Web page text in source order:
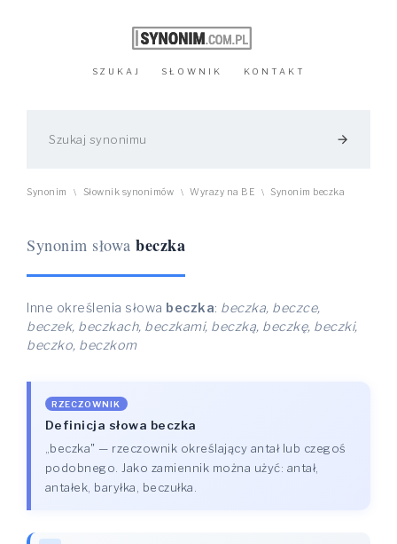
SZUKAJ SŁOWNIK KONTAKT
arrow_forward
Synonim \ Słownik synonimów \ Wyrazy na BE \ Synonim beczka
Synonim słowa beczka
Inne określenia słowa beczka: beczka, beczce,
beczek, beczkach, beczkami, beczką, beczkę, beczki,
beczko, beczkom
RZECZOWNIK
Definicja słowa beczka
„beczka" — rzeczownik określający antał lub czegoś
podobnego. Jako zamiennik można użyć: antał,
antałek, baryłka, beczułka.